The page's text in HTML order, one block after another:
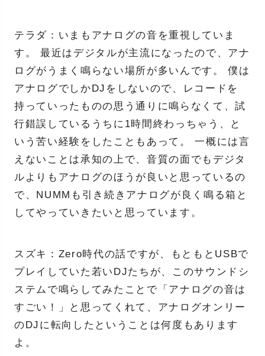
テラダ：いまもアナログの音を重視していま
す。 最近はデジタルが主流になったので、アナ
ログがうまく鳴らない場所が多いんです。 僕は
アナログでしかDJをしないので、レコードを
持っていったものの思う通りに鳴らなくて、試
行錯誤しているうちに1時間終わっちゃう、と
いう苦い経験をしたこともあって。 一概には言
えないことは承知の上で、音質の面でもデジタ
ルよりもアナログのほうが良いと思っているの
で、NUMMも引き続きアナログが良く鳴る箱と
してやっていきたいと思っています。
スズキ：Zero時代の話ですが、もともとUSBで
プレイしていた若いDJたちが、このサウンドシ
ステムで鳴らしてみたことで「アナログの音は
すごい！」と思ってくれて、アナログオンリー
のDJに転向したということは何度もあります
よ。